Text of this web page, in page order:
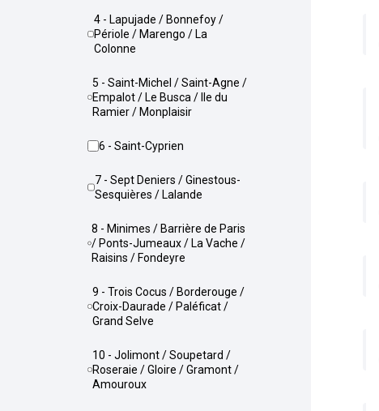
4 - Lapujade / Bonnefoy /
Périole / Marengo / La
Colonne
5 - Saint-Michel / Saint-Agne /
Empalot / Le Busca / Ile du
Ramier / Monplaisir
6 - Saint-Cyprien
7 - Sept Deniers / Ginestous-
Sesquières / Lalande
8 - Minimes / Barrière de Paris
/ Ponts-Jumeaux / La Vache /
Raisins / Fondeyre
9 - Trois Cocus / Borderouge /
Croix-Daurade / Paléficat /
Grand Selve
10 - Jolimont / Soupetard /
Roseraie / Gloire / Gramont /
Amouroux